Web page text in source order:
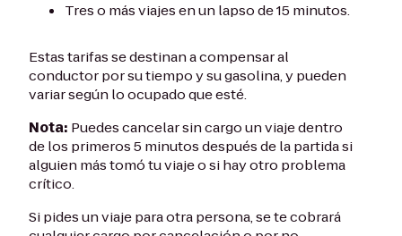
Tres o más viajes en un lapso de 15 minutos.
Estas tarifas se destinan a compensar al
conductor por su tiempo y su gasolina, y pueden
variar según lo ocupado que esté.
Nota: Puedes cancelar sin cargo un viaje dentro
de los primeros 5 minutos después de la partida si
alguien más tomó tu viaje o si hay otro problema
crítico.
Si pides un viaje para otra persona, se te cobrará